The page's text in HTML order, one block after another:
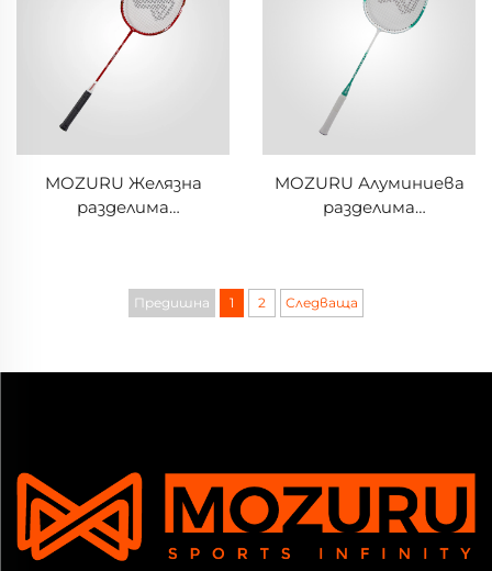
MOZURU Желязна
разделима
MOZURU Алуминиева
разделима
Предишна 1 2 Следваща